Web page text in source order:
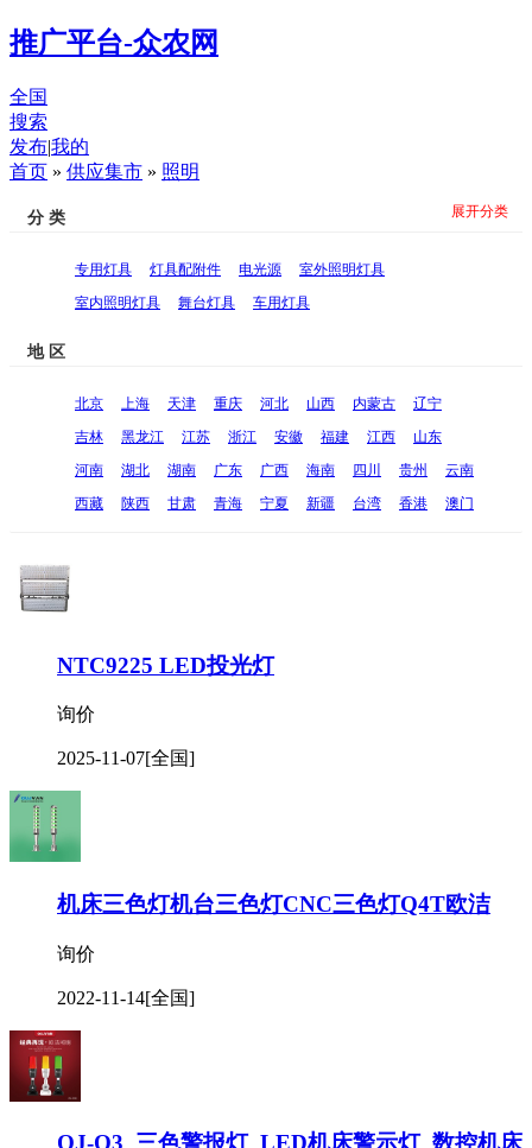
推广平台-众农网
全国
搜索
发布|我的
首页 » 供应集市 » 照明
分 类
专用灯具 灯具配附件 电光源
室外照明灯具
室内照明灯具
舞台灯具 车用灯具
展开分类
地 区
北京 上海 天津 重庆 河北 山西 内蒙古
辽宁
吉林
黑龙江 江苏 浙江 安徽 福建 江西
山东
河南
湖北 湖南 广东 广西 海南 四川 贵州
云南
西藏
陕西 甘肃 青海 宁夏 新疆 台湾 香港 澳门
NTC9225 LED投光灯
询价
2025-11-07[全国]
机床三色灯机台三色灯CNC三色灯Q4T欧洁
询价
2022-11-14[全国]